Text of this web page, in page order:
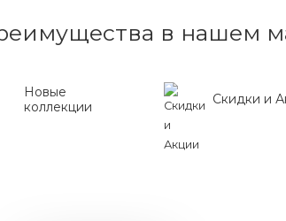
в нашем
Новые
коллекции
Скидки и